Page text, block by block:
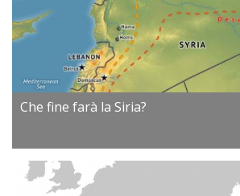
Che fine farà la Siria?